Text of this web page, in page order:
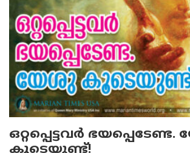
ഒറ്റപ്പെട്ടവര്‍
കൂടെയുണ്ട്!